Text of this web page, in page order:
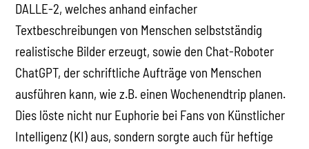
DALLE-2, welches anhand einfacher
Textbeschreibungen von Menschen selbstständig
realistische Bilder erzeugt, sowie den Chat-Roboter
ChatGPT, der schriftliche Aufträge von Menschen
ausführen kann, wie z.B. einen Wochenendtrip planen.
Dies löste nicht nur Euphorie bei Fans von Künstlicher
Intelligenz (KI) aus, sondern sorgte auch für heftige